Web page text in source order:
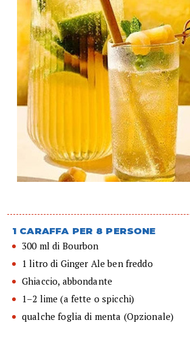
1 CARAFFA PER 8 PERSONE
300 ml di Bourbon
1 litro di Ginger Ale ben freddo
Ghiaccio, abbondante
1–2 lime (a fette o spicchi)
qualche foglia di menta (Opzionale)